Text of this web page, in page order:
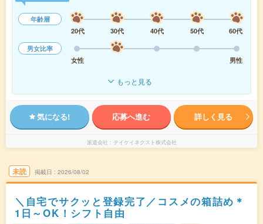
年齢層
20代
30代 40代 50代
60代
男女比率
女性
男性
もっと見る
気になる! 応募へ進む 詳しく見る
派遣会社 テイケイネクスト株式会社
未読 掲載日 2026/08/02
＼自宅でサクッと登録完了／コスメの箱詰め＊
1日～OK！シフト自由